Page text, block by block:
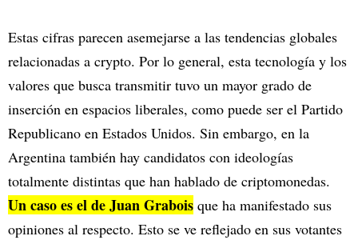
Estas cifras parecen asemejarse a las tendencias globales
relacionadas a crypto. Por lo general, esta tecnología y los
valores que busca transmitir tuvo un mayor grado de
inserción en espacios liberales, como puede ser el Partido
Republicano en Estados Unidos. Sin embargo, en la
Argentina también hay candidatos con ideologías
totalmente distintas que han hablado de criptomonedas.
Un caso es el de Juan Grabois que ha manifestado sus
opiniones al respecto. Esto se ve reflejado en sus votantes